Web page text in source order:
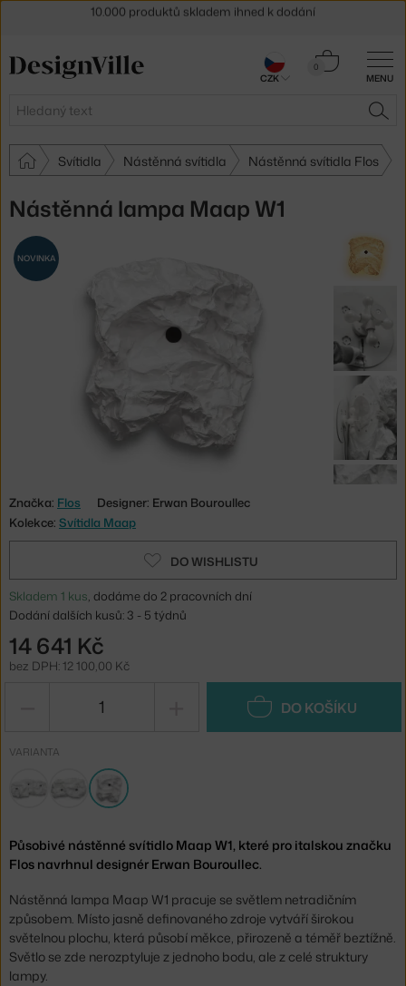
MENU
Hledat
0
Košík
Svítidla Nástěnná svítidla Nástěnná svítidla Flos
Nástěnná lampa Maap W1
NOVINKA
Značka: Flos
Designer: Erwan Bouroullec
Kolekce: Svítidla Maap
DO WISHLISTU
Skladem 1 kus, dodáme do 2 pracovních dní
Dodání dalších kusů: 3 - 5 týdnů
14 641 Kč
bez DPH: 12 100,00 Kč
DO KOŠÍKU
VARIANTA
Působivé nástěnné svítidlo Maap W1, které pro italskou značku
Flos navrhnul designér Erwan Bouroullec.
Nástěnná lampa Maap W1 pracuje se světlem netradičním
způsobem. Místo jasně definovaného zdroje vytváří širokou
světelnou plochu, která působí měkce, přirozeně a téměř beztížně.
Světlo se zde nerozptyluje z jednoho bodu, ale z celé struktury
lampy.
30 dní na vrácení zboží
CZK